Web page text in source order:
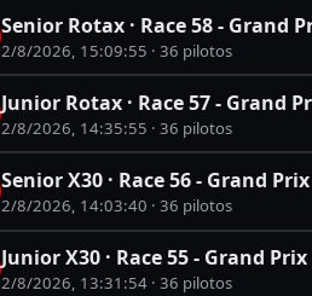
Senior Rotax · Race 58 - Grand
2/8/2026, 15:09:55 · 36 pilotos
Junior Rotax · Race 57 - Grand
2/8/2026, 14:35:55 · 36 pilotos
Senior X30 · Race 56 - Grand Prix
2/8/2026, 14:03:40 · 36 pilotos
Junior X30 · Race 55 - Grand Prix
2/8/2026, 13:31:54 · 36 pilotos